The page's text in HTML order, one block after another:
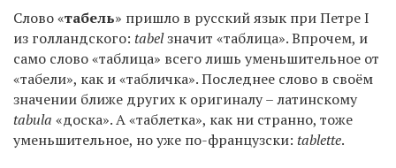
Слово «табель» пришло в русский язык при Петре I
из голландского: tabelзначит «таблица». Впрочем, и
само слово «таблица» всего лишь уменьшительное от
«табели», как и «табличка». Последнее слово в своём
значении ближе других к оригиналу – латинскому
tabula «доска». А «таблетка», как ни странно, тоже
уменьшительное, но уже по-французски: tablette.